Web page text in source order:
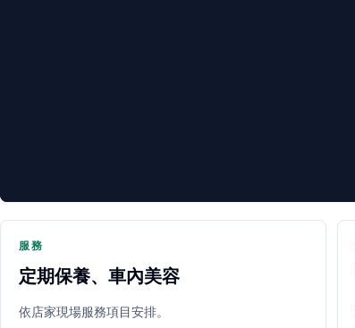
服務
定期保養、車內美容
依店家現場服務項目安排。